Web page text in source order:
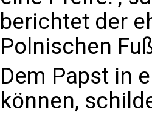
berichtet der
Polnischen
Dem Papst in
können,